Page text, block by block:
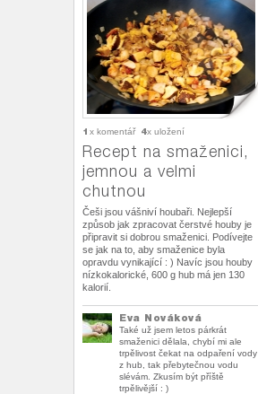
1 x komentář 4x uložení
Recept na smaženici,
jemnou a velmi
chutnou
Češi jsou vášniví houbaři. Nejlepší
způsob jak zpracovat čerstvé houby je
připravit si dobrou smaženici. Podívejte
se jak na to, aby smaženice byla
opravdu vynikající : ) Navíc jsou houby
nízkokalorické, 600 g hub má jen 130
kalorií.
Eva Nováková
Také už jsem letos párkrát
smaženici dělala, chybí mi ale
trpělivost čekat na odpaření vody
z hub, tak přebytečnou vodu
slévám. Zkusím být příště
trpělivější : )